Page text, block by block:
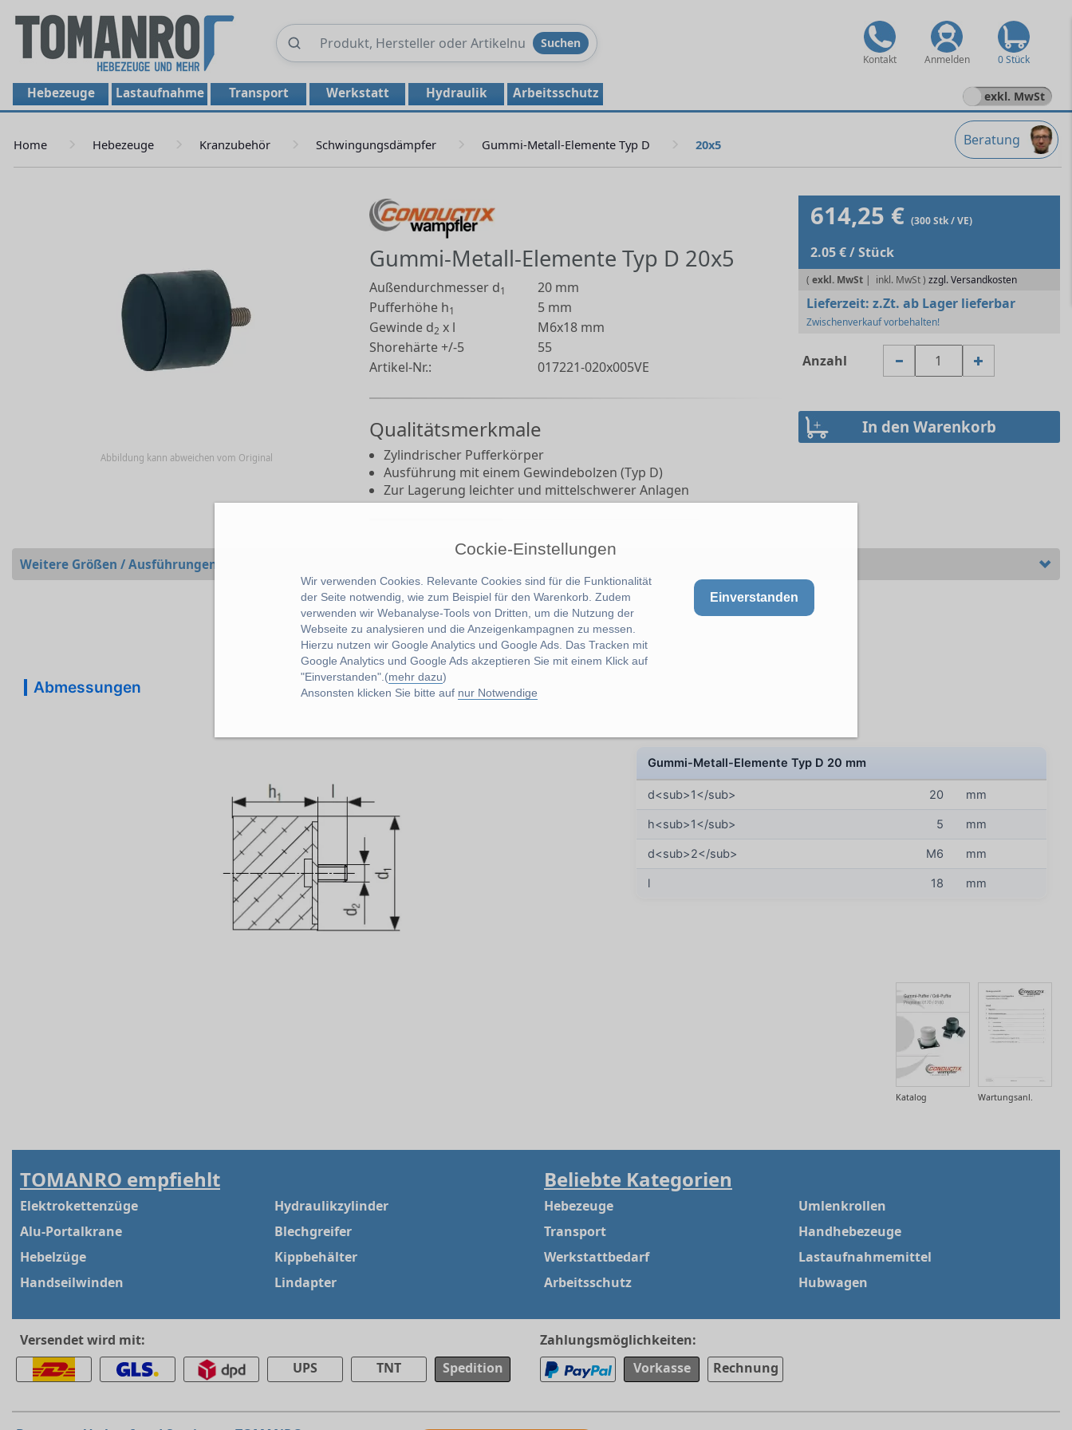
Cockie-Einstellungen
Wir verwenden Cookies. Relevante Cookies sind für die Funktionalität
der Seite notwendig, wie zum Beispiel für den Warenkorb. Zudem
verwenden wir Webanalyse-Tools von Dritten, um die Nutzung der
Webseite zu analysieren und die Anzeigenkampagnen zu messen.
Hierzu nutzen wir Google Analytics und Google Ads. Das Tracken mit
Google Analytics und Google Ads akzeptieren Sie mit einem Klick auf
"Einverstanden".(mehr dazu)
Ansonsten klicken Sie bitte auf nur Notwendige
Einverstanden
Produkte
durchsuchen
Suchen
Kontakt Anmelden 0 Stück
Hebezeuge Lastaufnahme Transport Werkstatt Hydraulik Arbeitsschutz exkl. MwSt
Beratung
Home Hebezeuge Kranzubehör Schwingungsdämpfer Gummi-Metall-Elemente Typ D 20x5
Abbildung kann abweichen vom Original
Gummi-Metall-Elemente Typ D 20x5
Außendurchmesser d1
20 mm
Pufferhöhe h1
5 mm
Gewinde d2 x l
M6x18 mm
Shorehärte +/-5
55
Artikel-Nr.:
017221-020x005VE
Qualitätsmerkmale
Zylindrischer Pufferkörper
Ausführung mit einem Gewindebolzen (Typ D)
Zur Lagerung leichter und mittelschwerer Anlagen
614,25 € (300 Stk / VE)
2.05 € / Stück
( exkl. MwSt | zzgl. Versandkosten
Lieferzeit: z.Zt. ab Lager lieferbar
Zwischenverkauf vorbehalten!
Anzahl
Weitere Größen / Ausführungen
Abmessungen
Gummi-Metall-Elemente Typ D 20 mm
d<sub>1</sub> 20 mm
h<sub>1</sub> 5 mm
d<sub>2</sub> M6 mm
l 18 mm
Wartungsanl.
Katalog
TOMANRO empfiehlt
Elektrokettenzüge
Alu-Portalkrane
Hebelzüge
Handseilwinden
Hydraulikzylinder
Blechgreifer
Kippbehälter
Lindapter
Beliebte Kategorien
Hebezeuge
Transport
Werkstattbedarf
Arbeitsschutz
Umlenkrollen
Handhebezeuge
Lastaufnahmemittel
Hubwagen
Versendet wird mit:
UPS
TNT Spedition
Zahlungsmöglichkeiten:
Vorkasse
Rechnung